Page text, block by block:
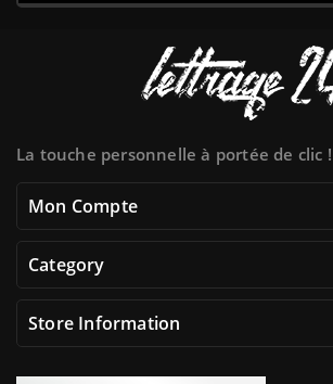
La touche personnelle à portée de clic
Mon Compte
Category
Store Information